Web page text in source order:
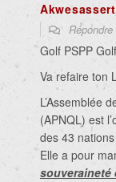
Répondre
Golf PSPP
Va refaire ton
L’Assemblée
(APNQL) est
des 43
Elle a pour
souveraineté